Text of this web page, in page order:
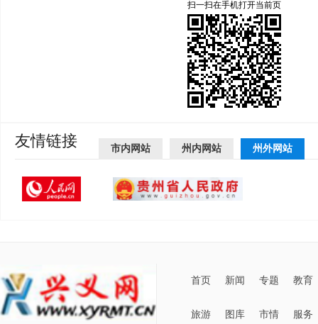
扫一扫在手机打开当前页
友情链接 市内网站 州内网站 州外网站
首页 新闻 专题 教育
旅游 图库 市情 服务